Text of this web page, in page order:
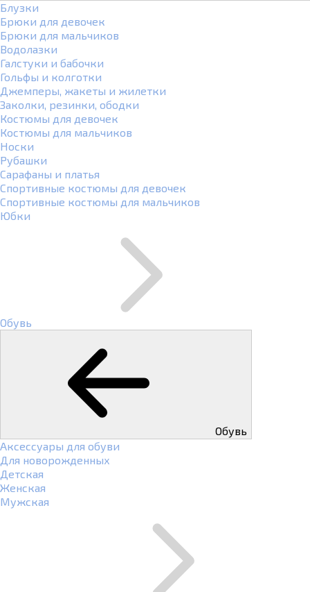
Блузки
Брюки для девочек
Брюки для мальчиков
Водолазки
Галстуки и бабочки
Гольфы и колготки
Джемперы, жакеты и жилетки
Заколки, резинки, ободки
Костюмы для девочек
Костюмы для мальчиков
Носки
Рубашки
Сарафаны и платья
Спортивные костюмы для девочек
Спортивные костюмы для мальчиков
Юбки
Обувь
Обувь
Аксессуары для обуви
Для новорожденных
Детская
Женская
Мужская